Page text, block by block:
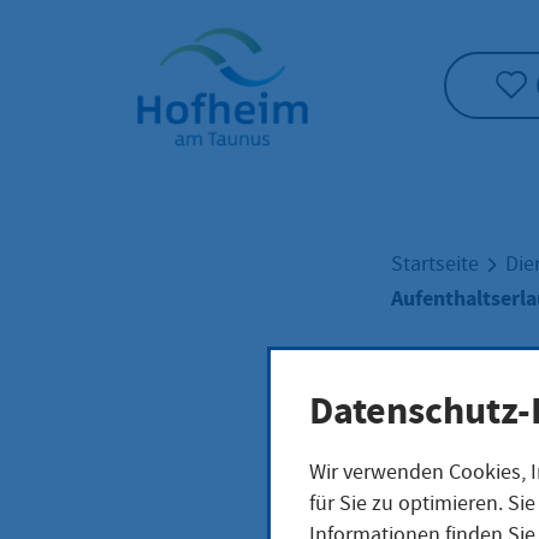
Startseite"
Startseite
Wir verwenden
für Sie zu optimieren.